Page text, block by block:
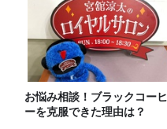
お悩み相談！ブラックコーヒ
ーを克服できた理由は？